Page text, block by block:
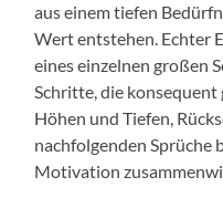
aus einem tiefen
Wert entstehen. Echter
eines einzelnen großen
Schritte, die konsequent
Höhen und Tiefen,
nachfolgenden Sprüche
Motivation